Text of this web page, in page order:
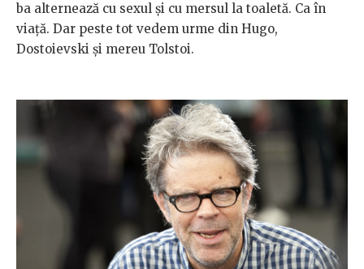
ba alternează cu sexul și cu mersul la toaletă. Ca în
viață. Dar peste tot vedem urme din Hugo,
Dostoievski și mereu Tolstoi.